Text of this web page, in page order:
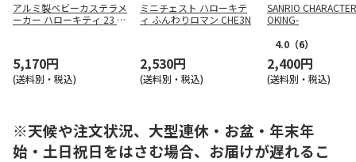
アルミ製ベビーカステラメ
ーカー ハローキティ 23 AL
5,170円
(送料別・税込)
ミニチェスト ハローキテ
ィ ふんわりロマン CHE3N
2,530円
(送料別・税込)
SANRIO
OKING-
4.0 （6）
2,400円
(送料別・税込)
※天候や注文状況、大型連休・お盆・年末年
始・土日祝日をはさむ場合、お届けが遅れるこ